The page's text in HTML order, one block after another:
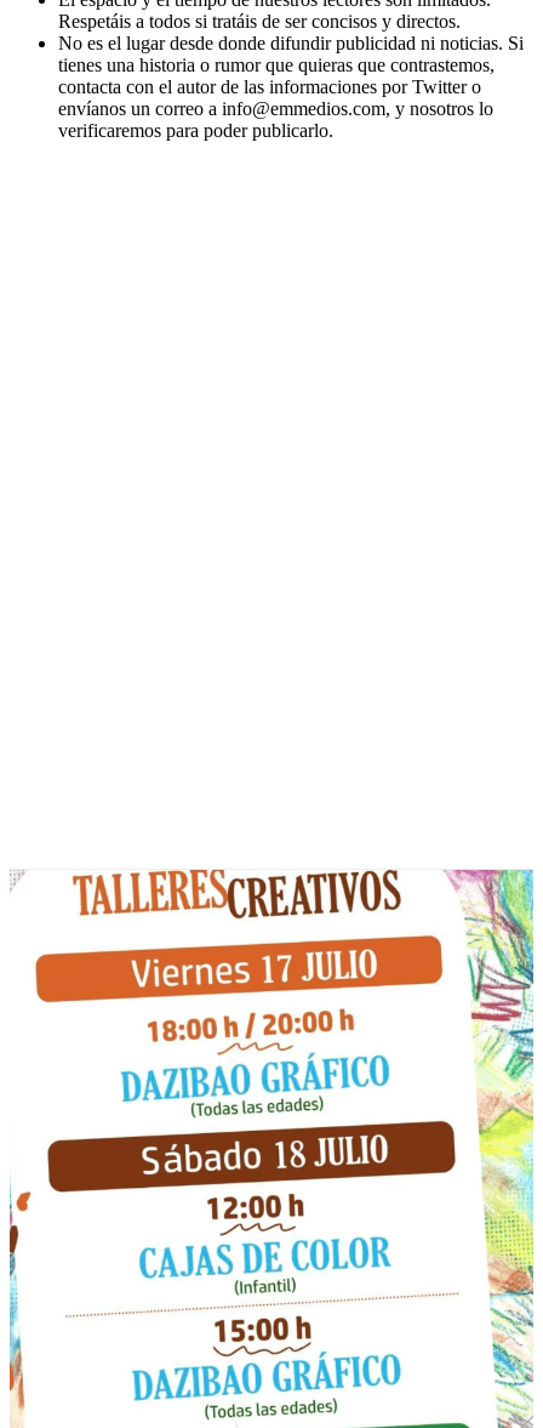
Respetáis a todos si tratáis de ser concisos y directos.
No es el lugar desde donde difundir publicidad ni noticias. Si
tienes una historia o rumor que quieras que contrastemos,
contacta con el autor de las informaciones por Twitter o
envíanos un correo a info@emmedios.com, y nosotros lo
verificaremos para poder publicarlo.